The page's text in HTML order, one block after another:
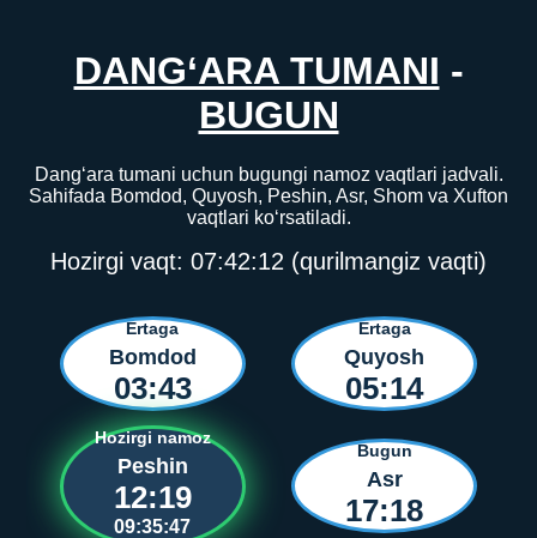
DANG‘ARA TUMANI -
BUGUN
Dang‘ara tumani uchun bugungi namoz vaqtlari jadvali.
Sahifada Bomdod, Quyosh, Peshin, Asr, Shom va Xufton
vaqtlari ko‘rsatiladi.
Hozirgi vaqt: 07:42:12 (qurilmangiz vaqti)
Ertaga
Bomdod
03:43
Ertaga
Quyosh
05:14
Hozirgi namoz
Peshin
12:19
09:35:47
Bugun
Asr
17:18